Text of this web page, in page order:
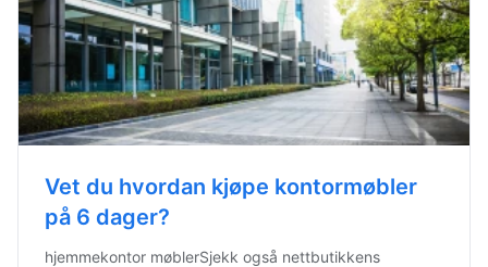
Vet du hvordan kjøpe kontormøbler
på 6 dager?
hjemmekontor møblerSjekk også nettbutikkens